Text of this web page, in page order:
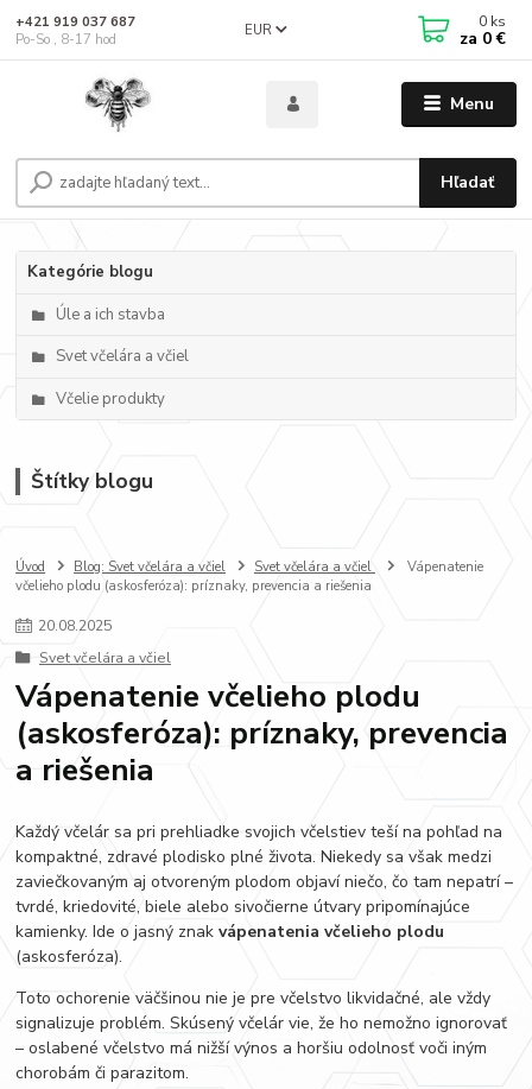
Menu
EUR
Hľadať
+421 919 037 687
Po-So , 8-17 hod
0 ks
za 0 €
Kategórie blogu
Úle a ich stavba
Svet včelára a včiel
Včelie produkty
Štítky blogu
Úvod Blog: Svet včelára a včiel Svet včelára a včiel
Vápenatenie
včelieho plodu (askosferóza): príznaky, prevencia a riešenia
20.08.2025
Svet včelára a včiel
Vápenatenie včelieho plodu
(askosferóza): príznaky, prevencia
a riešenia
Každý včelár sa pri prehliadke svojich včelstiev teší na pohľad na
kompaktné, zdravé plodisko plné života. Niekedy sa však medzi
zaviečkovaným aj otvoreným plodom objaví niečo, čo tam nepatrí –
tvrdé, kriedovité, biele alebo sivočierne útvary pripomínajúce
kamienky. Ide o jasný znakvápenatenia včelieho plodu
(askosferóza).
Toto ochorenie väčšinou nie je pre včelstvo likvidačné, ale vždy
signalizuje problém. Skúsený včelár vie, že ho nemožno ignorovať
– oslabené včelstvo má nižší výnos a horšiu odolnosť voči iným
chorobám či parazitom.